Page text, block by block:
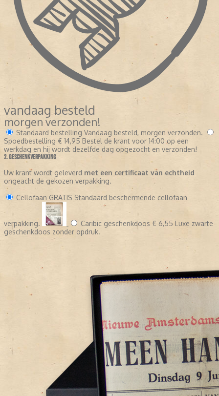
vandaag besteld
morgen verzonden!
Standaard bestelling Vandaag besteld, morgen verzonden.
Spoedbestelling € 14,95 Bestel de krant voor 14:00 op een
werkdag en hij wordt dezelfde dag opgezocht en verzonden!
2. GESCHENKVERPAKKING
Uw krant wordt geleverd met een certificaat van echtheid
ongeacht de gekozen verpakking.
Cellofaan GRATIS Standaard beschermende cellofaan
verpakking. Caribic geschenkdoos € 6,55 Luxe zwarte
geschenkdoos zonder opdruk.